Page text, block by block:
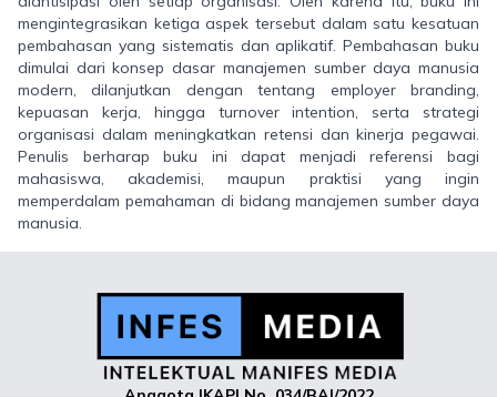
mengintegrasikan ketiga aspek tersebut dalam satu kesatuan
pembahasan yang sistematis dan aplikatif. Pembahasan buku
dimulai dari konsep dasar manajemen sumber daya manusia
modern, dilanjutkan dengan tentang employer branding,
kepuasan kerja, hingga turnover intention, serta strategi
organisasi dalam meningkatkan retensi dan kinerja pegawai.
Penulis berharap buku ini dapat menjadi referensi bagi
mahasiswa, akademisi, maupun praktisi yang ingin
memperdalam pemahaman di bidang manajemen sumber daya
manusia.